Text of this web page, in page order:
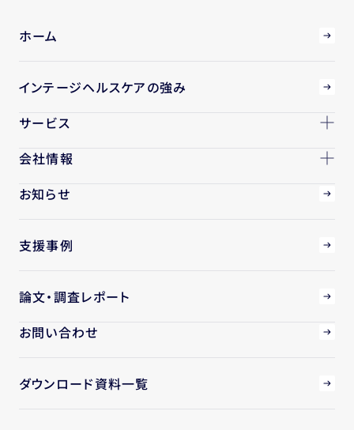
ホーム
インテージヘルスケアの強み
サービス
会社情報
お知らせ
支援事例
論文・調査レポート
お問い合わせ
ダウンロード資料一覧